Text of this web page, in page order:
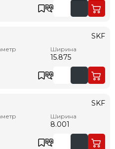
Ширина
15.875
SKF
Ширина
8.001
SKF